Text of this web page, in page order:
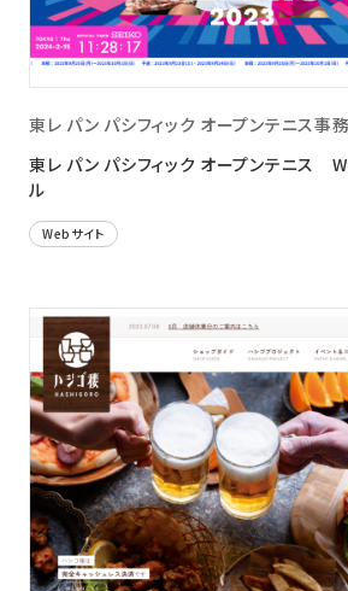
東レ パン パシフィック オープンテニス事
東レ パン パシフィック オープンテニス
ル
Webサイト